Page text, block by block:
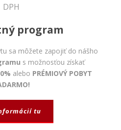
DPH
program
sa môžete zapojiť do nášho
s možnosťou získať
alebo PRÉMIOVÝ POBYT
tu